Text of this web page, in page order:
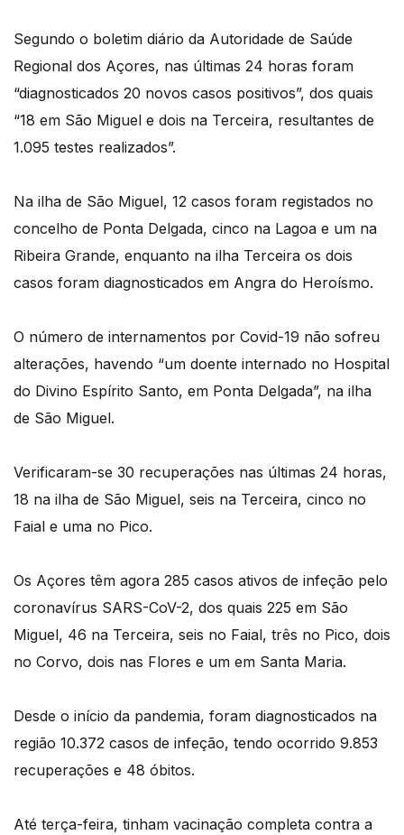
Segundo o boletim diário da Autoridade de Saúde
Regional dos Açores, nas últimas 24 horas foram
“diagnosticados 20 novos casos positivos”, dos quais
“18 em São Miguel e dois na Terceira, resultantes de
1.095 testes realizados”.
Na ilha de São Miguel, 12 casos foram registados no
concelho de Ponta Delgada, cinco na Lagoa e um na
Ribeira Grande, enquanto na ilha Terceira os dois
casos foram diagnosticados em Angra do Heroísmo.
O número de internamentos por Covid-19 não sofreu
alterações, havendo “um doente internado no Hospital
do Divino Espírito Santo, em Ponta Delgada”, na ilha
de São Miguel.
Verificaram-se 30 recuperações nas últimas 24 horas,
18 na ilha de São Miguel, seis na Terceira, cinco no
Faial e uma no Pico.
Os Açores têm agora 285 casos ativos de infeção pelo
coronavírus SARS-CoV-2, dos quais 225 em São
Miguel, 46 na Terceira, seis no Faial, três no Pico, dois
no Corvo, dois nas Flores e um em Santa Maria.
Desde o início da pandemia, foram diagnosticados na
região 10.372 casos de infeção, tendo ocorrido 9.853
recuperações e 48 óbitos.
Até terça-feira, tinham vacinação completa contra a